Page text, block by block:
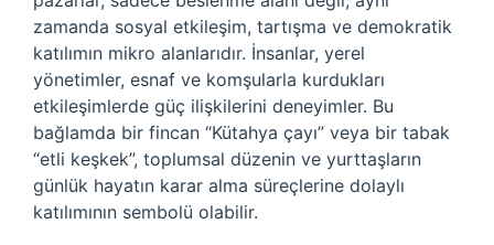
zamanda sosyal etkileşim, tartışma ve demokratik
katılımın mikro alanlarıdır. İnsanlar, yerel
yönetimler, esnaf ve komşularla kurdukları
etkileşimlerde güç ilişkilerini deneyimler. Bu
bağlamda bir fincan “Kütahya çayı” veya bir tabak
“etli keşkek”, toplumsal düzenin ve yurttaşların
günlük hayatın karar alma süreçlerine dolaylı
katılımının sembolü olabilir.